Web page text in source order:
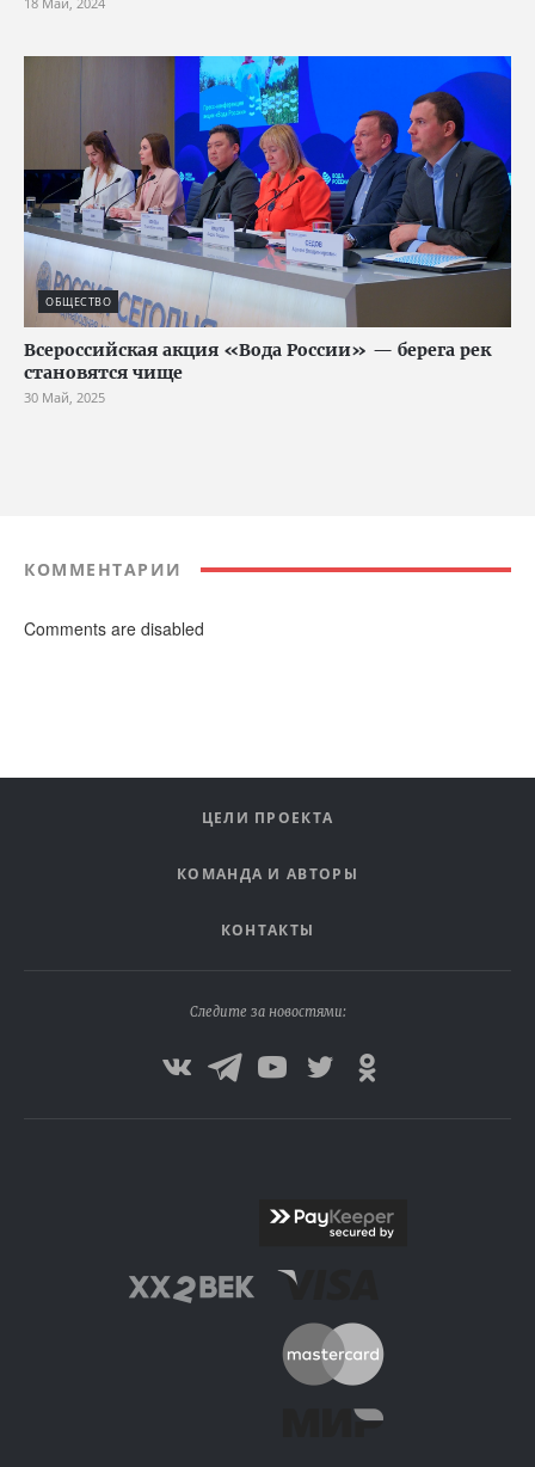
ОБЩЕСТВО
Всероссийская акция «Вода России» — берега рек
становятся чище
30 Май, 2025
КОММЕНТАРИИ
Comments are disabled
ЦЕЛИ ПРОЕКТА
КОМАНДА И АВТОРЫ
КОНТАКТЫ
Следите за новостями: